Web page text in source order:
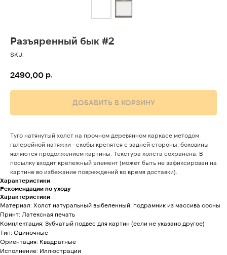
Разъяренный бык #2
SKU:
2490,00 р.
ДОБАВИТЬ В КОРЗИНУ
Туго натянутый холст на прочном деревянном каркасе методом
галерейной натяжки - скобы крепятся с задней стороны, боковины
являются продолжением картины. Текстура холста сохранена. В
посылку входит крепежный элемент (может быть не зафиксирован на
картине во избежание повреждений во время доставки).
Характеристики
Рекомендации по уходу
Характеристики
Материал: Холст натуральный выбеленный, подрамник из массива сосны
Принт: Латексная печать
Комплектация: Зубчатый подвес для картин (если не указано другое)
Тип: Одиночные
Ориентация: Квадратные
Исполнение: Иллюстрации